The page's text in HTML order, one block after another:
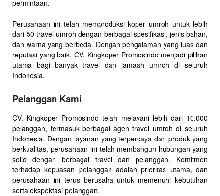
permintaan.
Perusahaan ini telah memproduksi koper umroh untuk lebih
dari 50 travel umroh dengan berbagai spesifikasi, jenis bahan,
dan warna yang berbeda. Dengan pengalaman yang luas dan
reputasi yang baik, CV. Kingkoper Promosindo menjadi pilihan
utama bagi banyak travel dan jamaah umroh di seluruh
Indonesia.
Pelanggan Kami
CV. Kingkoper Promosindo telah melayani lebih dari 10.000
pelanggan, termasuk berbagai agen travel umroh di seluruh
Indonesia. Dengan layanan yang terpercaya dan produk yang
berkualitas, perusahaan ini telah membangun hubungan yang
solid dengan berbagai travel dan pelanggan. Komitmen
terhadap kepuasan pelanggan adalah prioritas utama, dan
perusahaan ini terus berusaha untuk memenuhi kebutuhan
serta ekspektasi pelanggan.